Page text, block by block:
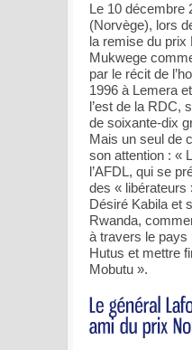
Le 10 décembre
(Norvège), lors
la remise du prix
Mukwege
par le récit de
1996 à Lemera
l’est de la RDC,
de soixante-dix
Mais un seul de
son attention : «
l’AFDL, qui se
des « libérateurs
Désiré Kabila et
Rwanda,
à travers le pays
Hutus et mettre
Mobutu ».